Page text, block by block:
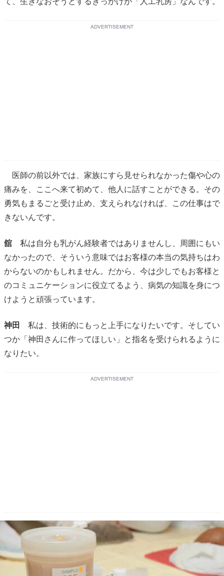
ADVERTISEMENT
医師の前以外では、家族にすら見せられなかった傷や心の
痛みを、ここへ来て初めて、他人に話すことができる。その
勇気もまるごと受け止め、支えられなければ、この仕事はで
きないんです。
舘 私は自分も乳がん経験者ではありませんし、周囲にもい
なかったので、そういう意味ではお客様の本当の気持ちはわ
からないのかもしれません。だから、今は少しでもお客様と
のコミュニケーションに役立てるよう、病気の知識を身につ
けようと頑張っています。
神田
私は、技術的にもっと上手になりたいです。そしてい
つか「神田さんに作ってほしい」と指名を受けられるように
なりたい。
ADVERTISEMENT